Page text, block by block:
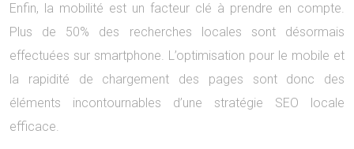
Enfin, la mobilité est un facteur clé à prendre en compte.
Plus de 50% des recherches locales sont désormais
effectuées sur smartphone. L’optimisation pour le mobile et
la rapidité de chargement des pages sont donc des
éléments incontournables d’une stratégie SEO locale
efficace.